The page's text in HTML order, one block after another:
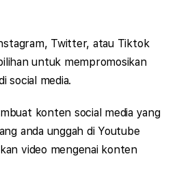
Twitter, atau Tiktok
untuk mempromosikan
social media.
konten social media yang
anda unggah di Youtube
video mengenai konten